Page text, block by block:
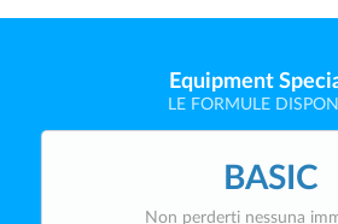
Equipment
LE FORMULE
BASIC
Non perderti nessuna